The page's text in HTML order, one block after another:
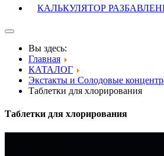
КАЛЬКУЛЯТОР
Вы здесь:
Главная
КАТАЛОГ
Экстакты и Солодовые
Таблетки для хлорирования
Таблетки для хлорирования